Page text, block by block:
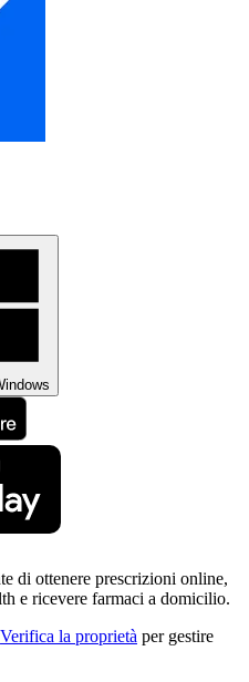
di ottenere prescrizioni online,
e ricevere farmaci a domicilio.
Verifica la proprietà per gestire